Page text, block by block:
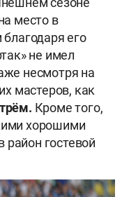
место в
его
не имел
несмотря на
мастеров, как
Кроме того,
хорошими
гостевой